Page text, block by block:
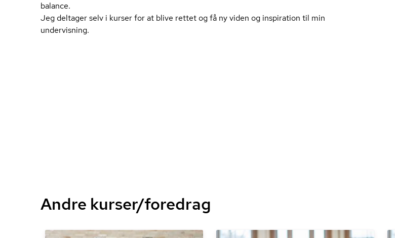
balance.
Jeg deltager selv i kurser for at blive rettet og få ny viden og inspiration til min
undervisning.
Andre kurser/foredrag